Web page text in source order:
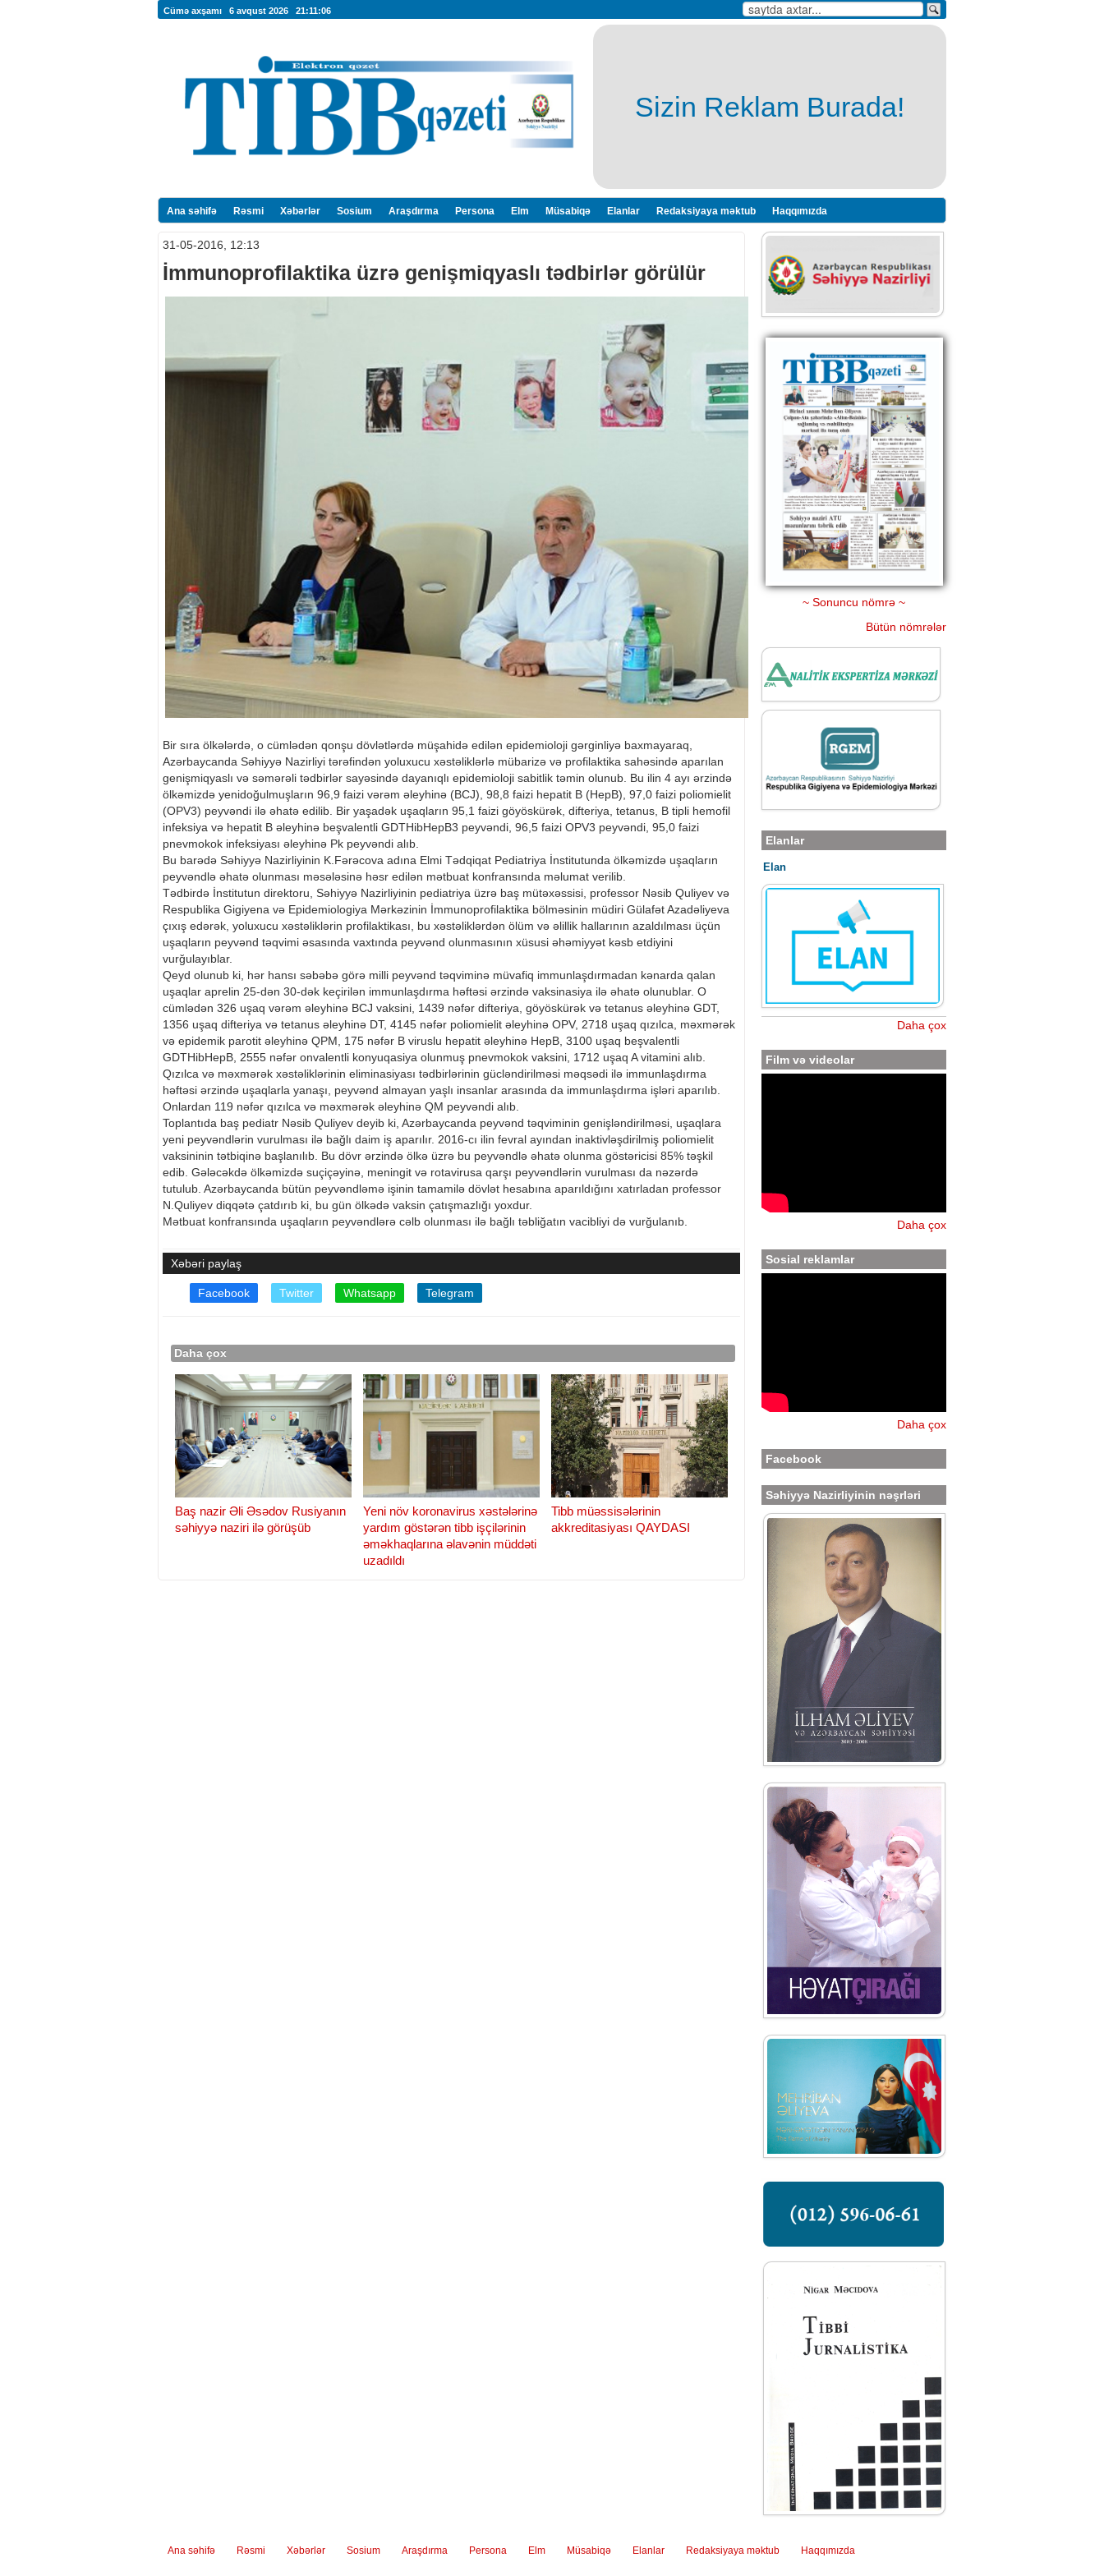
Cümə axşamı 6 avqust 2026 21:11:07
Sizin Reklam Burada!
Ana səhifə Rəsmi Xəbərlər Sosium Araşdırma Persona Elm Müsabiqə Elanlar Redaksiyaya məktub Haqqımızda
31-05-2016, 12:13
İmmunoprofilaktika üzrə genişmiqyaslı tədbirlər görülür
Bir sıra ölkələrdə, o cümlədən qonşu dövlətlərdə müşahidə edilən epidemioloji gərginliyə baxmayaraq,
Azərbaycanda Səhiyyə Nazirliyi tərəfindən yoluxucu xəstəliklərlə mübarizə və profilaktika sahəsində aparılan
genişmiqyaslı və səmərəli tədbirlər sayəsində dayanıqlı epidemioloji sabitlik təmin olunub. Bu ilin 4 ayı ərzində
ölkəmizdə yenidoğulmuşların 96,9 faizi vərəm əleyhinə (BCJ), 98,8 faizi hepatit B (HepB), 97,0 faizi poliomielit
(OPV3) peyvəndi ilə əhatə edilib. Bir yaşadək uşaqların 95,1 faizi göyöskürək, difteriya, tetanus, B tipli hemofil
infeksiya və hepatit B əleyhinə beşvalentli GDTHibHepB3 peyvəndi, 96,5 faizi OPV3 peyvəndi, 95,0 faizi
pnevmokok infeksiyası əleyhinə Pk peyvəndi alıb.
Bu barədə Səhiyyə Nazirliyinin K.Fərəcova adına Elmi Tədqiqat Pediatriya İnstitutunda ölkəmizdə uşaqların
peyvəndlə əhatə olunması məsələsinə həsr edilən mətbuat konfransında məlumat verilib.
Tədbirdə İnstitutun direktoru, Səhiyyə Nazirliyinin pediatriya üzrə baş mütəxəssisi, professor Nəsib Quliyev və
Respublika Gigiyena və Epidemiologiya Mərkəzinin İmmunoprofilaktika bölməsinin müdiri Gülafət Azadəliyeva
çıxış edərək, yoluxucu xəstəliklərin profilaktikası, bu xəstəliklərdən ölüm və əlillik hallarının azaldılması üçün
uşaqların peyvənd təqvimi əsasında vaxtında peyvənd olunmasının xüsusi əhəmiyyət kəsb etdiyini
vurğulayıblar.
Qeyd olunub ki, hər hansı səbəbə görə milli peyvənd təqviminə müvafiq immunlaşdırmadan kənarda qalan
uşaqlar aprelin 25-dən 30-dək keçirilən immunlaşdırma həftəsi ərzində vaksinasiya ilə əhatə olunublar. O
cümlədən 326 uşaq vərəm əleyhinə BCJ vaksini, 1439 nəfər difteriya, göyöskürək və tetanus əleyhinə GDT,
1356 uşaq difteriya və tetanus əleyhinə DT, 4145 nəfər poliomielit əleyhinə OPV, 2718 uşaq qızılca, məxmərək
və epidemik parotit əleyhinə QPM, 175 nəfər B viruslu hepatit əleyhinə HepB, 3100 uşaq beşvalentli
GDTHibHepB, 2555 nəfər onvalentli konyuqasiya olunmuş pnevmokok vaksini, 1712 uşaq A vitamini alıb.
Qızılca və məxmərək xəstəliklərinin eliminasiyası tədbirlərinin gücləndirilməsi məqsədi ilə immunlaşdırma
həftəsi ərzində uşaqlarla yanaşı, peyvənd almayan yaşlı insanlar arasında da immunlaşdırma işləri aparılıb.
Onlardan 119 nəfər qızılca və məxmərək əleyhinə QM peyvəndi alıb.
Toplantıda baş pediatr Nəsib Quliyev deyib ki, Azərbaycanda peyvənd təqviminin genişləndirilməsi, uşaqlara
yeni peyvəndlərin vurulması ilə bağlı daim iş aparılır. 2016-cı ilin fevral ayından inaktivləşdirilmiş poliomielit
vaksininin tətbiqinə başlanılıb. Bu dövr ərzində ölkə üzrə bu peyvəndlə əhatə olunma göstəricisi 85% təşkil
edib. Gələcəkdə ölkəmizdə suçiçəyinə, meningit və rotavirusa qarşı peyvəndlərin vurulması da nəzərdə
tutulub. Azərbaycanda bütün peyvəndləmə işinin tamamilə dövlət hesabına aparıldığını xatırladan professor
N.Quliyev diqqətə çatdırıb ki, bu gün ölkədə vaksin çatışmazlığı yoxdur.
Mətbuat konfransında uşaqların peyvəndlərə cəlb olunması ilə bağlı təbliğatın vacibliyi də vurğulanıb.
Xəbəri paylaş
Facebook Twitter Whatsapp Telegram
Daha çox
Baş nazir Əli Əsədov Rusiyanın
səhiyyə naziri ilə görüşüb
Yeni növ koronavirus xəstələrinə
yardım göstərən tibb işçilərinin
əməkhaqlarına əlavənin müddəti
uzadıldı
Tibb müəssisələrinin
akkreditasiyası QAYDASI
~ Sonuncu nömrə ~
Bütün nömrələr
Elanlar
Elan
Daha çox
Film və videolar
Daha çox
Sosial reklamlar
Daha çox
Facebook
Səhiyyə Nazirliyinin nəşrləri
Ana səhifə Rəsmi Xəbərlər Sosium Araşdırma Persona Elm Müsabiqə Elanlar Redaksiyaya məktub Haqqımızda